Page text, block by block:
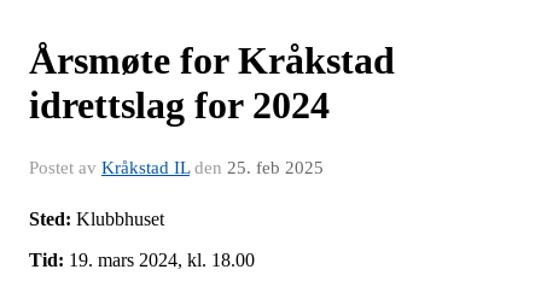
Årsmøte for Kråkstad
idrettslag for 2024
Postet av Kråkstad ILden 25. feb 2025
Sted: Klubbhuset
Tid: 19. mars 2024, kl. 18.00